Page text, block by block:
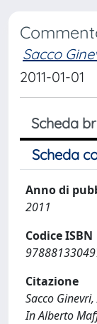
Sacco
2011-01-01
Scheda
Scheda
Anno di
2011
Codice ISBN
Citazione
Sacco
In Alberto